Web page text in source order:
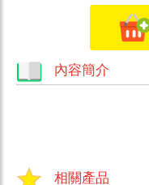
內容簡介
相關產品